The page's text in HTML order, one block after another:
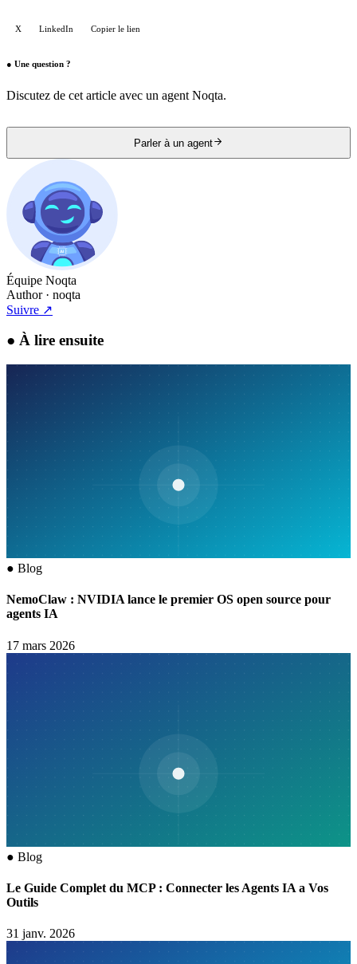
X LinkedIn Copier le lien
● Une question ?
Discutez de cet article avec un agent Noqta.
Parler à un agent
Équipe Noqta
Author· noqta
Suivre ↗
● À lire ensuite
● Blog
NemoClaw : NVIDIA lance le premier OS open source pour
agents IA
17 mars 2026
● Blog
Le Guide Complet du MCP : Connecter les Agents IA a Vos
Outils
31 janv. 2026